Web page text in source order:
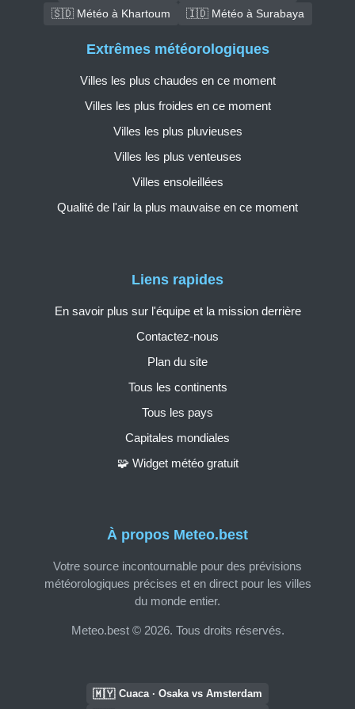
🇸🇩 Météo à Khartoum
🇮🇩 Météo à Surabaya
À propos Meteo.best
Votre source incontournable pour des prévisions
météorologiques précises et en direct pour les villes
du monde entier.
Meteo.best © 2026. Tous droits réservés.
Liens rapides
En savoir plus sur l'équipe et la mission derrière
Contactez-nous
Plan du site
Tous les continents
Tous les pays
Capitales mondiales
🧩 Widget météo gratuit
Extrêmes météorologiques
Villes les plus chaudes en ce moment
Villes les plus froides en ce moment
Villes les plus pluvieuses
Villes les plus venteuses
Villes ensoleillées
Qualité de l'air la plus mauvaise en ce moment
🇲🇾 Cuaca · Osaka vs Amsterdam